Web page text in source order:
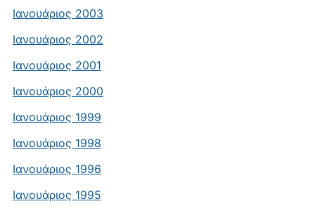
Ιανουάριος 2003
Ιανουάριος 2002
Ιανουάριος 2001
Ιανουάριος 2000
Ιανουάριος 1999
Ιανουάριος 1998
Ιανουάριος 1996
Ιανουάριος 1995